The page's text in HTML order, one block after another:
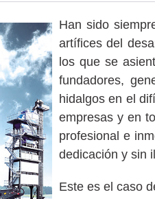
Han sido
artífices del
los que se
fundadores,
hidalgos en el
empresas y en
profesional e
dedicación y sin
Este es el caso